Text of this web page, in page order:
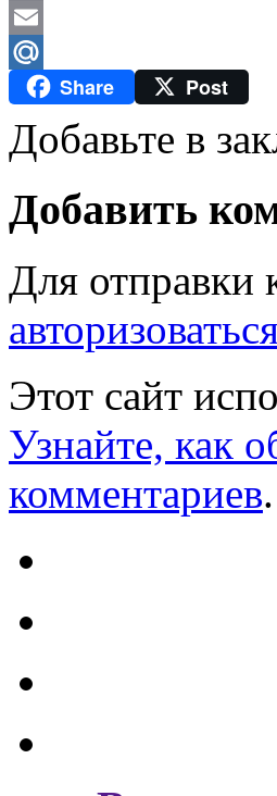
Tumblr
Email
Mail.RuShare Post
Добавьте в
Добавить
Для отправки
Этот сайт
Узнайте, как
комментариев.